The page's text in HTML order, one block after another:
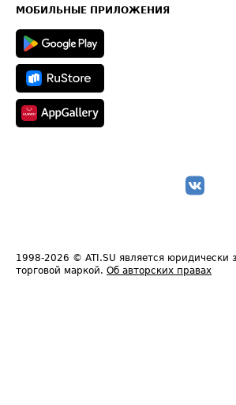
Техническая информация
МОБИЛЬНЫЕ ПРИЛОЖЕНИЯ
1998-2026 © ATI.SU является юридически
торговой маркой. Об авторских правах